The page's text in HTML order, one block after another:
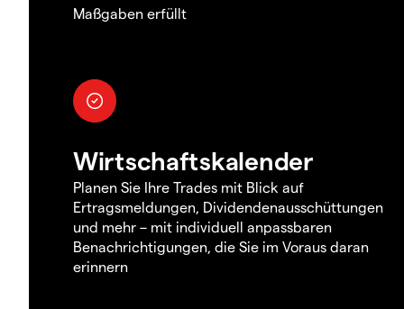
Maßgaben erfüllt
Wirtschaftskalender
Planen Sie Ihre Trades mit Blick auf
Ertragsmeldungen, Dividendenausschüttungen
und mehr – mit individuell anpassbaren
Benachrichtigungen, die Sie im Voraus daran
erinnern